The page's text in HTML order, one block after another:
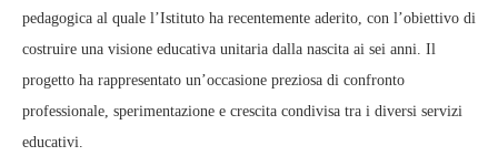
pedagogica al quale l’Istituto ha recentemente aderito, con l’obiettivo di
costruire una visione educativa unitaria dalla nascita ai sei anni. Il
progetto ha rappresentato un’occasione preziosa di confronto
professionale, sperimentazione e crescita condivisa tra i diversi servizi
educativi.